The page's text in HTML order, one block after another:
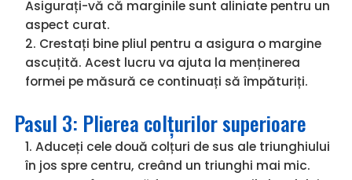
Asigurați-vă că marginile sunt aliniate pentru un
aspect curat.
Crestați bine pliul pentru a asigura o margine
ascuțită. Acest lucru va ajuta la menținerea
formei pe măsură ce continuați să împăturiți.
Pasul 3: Plierea colțurilor superioare
Aduceți cele două colțuri de sus ale triunghiului
în jos spre centru, creând un triunghi mai mic.